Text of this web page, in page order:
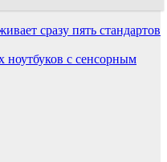
сразу пять стандартов
ноутбуков с сенсорным